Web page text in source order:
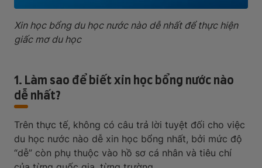
Xin học bổng du học nước nào dễ nhất để thực hiện
giấc mơ du học
1. Làm sao để biết xin học bổng nước nào
dễ nhất?
Trên thực tế, không có câu trả lời tuyệt đối cho việc
du học nước nào dễ xin học bổng nhất, bởi mức độ
“dễ” còn phụ thuộc vào hồ sơ cá nhân và tiêu chí